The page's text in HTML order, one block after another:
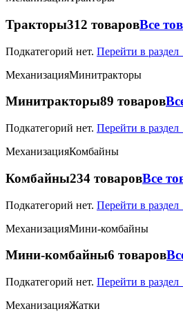
Тракторы312 товаровВсе
Подкатегорий нет. Перейти в
МеханизацияМинитракторы
Минитракторы89 товаров
Подкатегорий нет. Перейти в
МеханизацияКомбайны
Комбайны234 товаровВсе
Подкатегорий нет. Перейти в
МеханизацияМини-комбайны
Мини-комбайны6 товаров
Подкатегорий нет. Перейти в
МеханизацияЖатки